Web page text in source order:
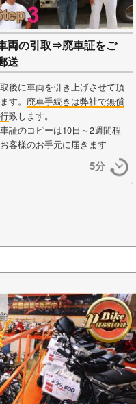
両の引取⇒廃車証をご
送
後に車両を引き上げさせて頂
す。 廃車手続きは弊社で無償
致します。
証のコピーは10日～2週間程
客様のお手元に届きます
5分